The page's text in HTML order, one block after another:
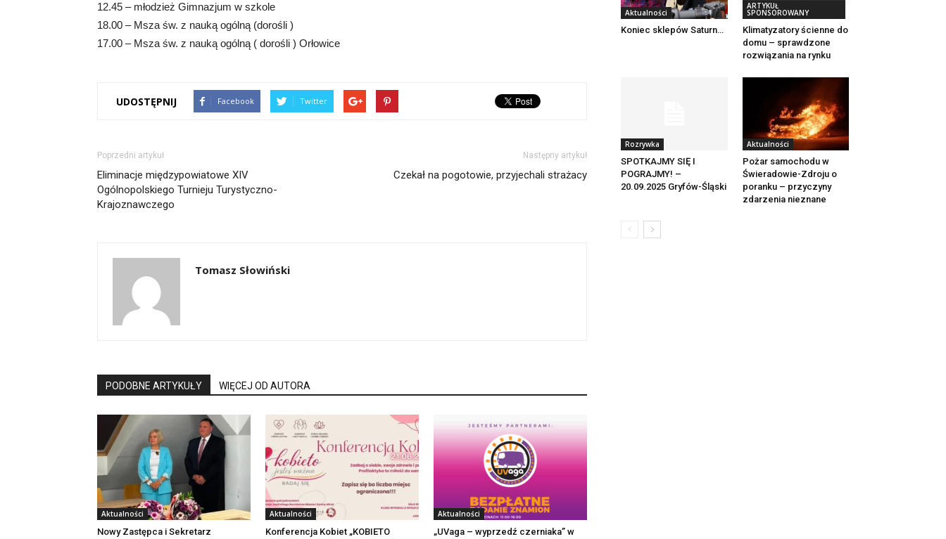
12.45 – młodzież Gimnazjum w szkole
18.00 – Msza św. z nauką ogólną (dorośli )
17.00 – Msza św. z nauką ogólną ( dorośli ) Orłowice
UDOSTĘPNIJ Facebook Twitter
Poprzedni artykuł
Eliminacje międzypowiatowe XIV
Ogólnopolskiego Turnieju Turystyczno-
Krajoznawczego
Następny artykuł
Czekał na pogotowie, przyjechali strażacy
Tomasz Słowiński
PODOBNE ARTYKUŁY WIĘCEJ OD AUTORA
Aktualności
Nowy Zastępca i Sekretarz
Aktualności
Konferencja Kobiet „KOBIETO
Aktualności
„UVaga – wyprzedź czerniaka” w
Aktualności
Koniec sklepów Saturn…
ARTYKUŁ
SPONSOROWANY
Klimatyzatory ścienne do
domu – sprawdzone
rozwiązania na rynku
Rozrywka
SPOTKAJMY SIĘ I
POGRAJMY! –
20.09.2025 Gryfów-Śląski
Aktualności
Pożar samochodu w
Świeradowie-Zdroju o
poranku – przyczyny
zdarzenia nieznane